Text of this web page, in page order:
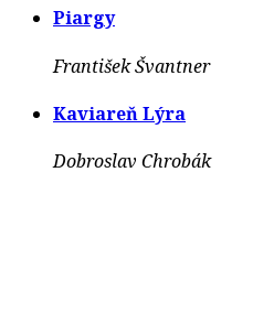
Piargy
František Švantner
Kaviareň Lýra
Dobroslav Chrobák